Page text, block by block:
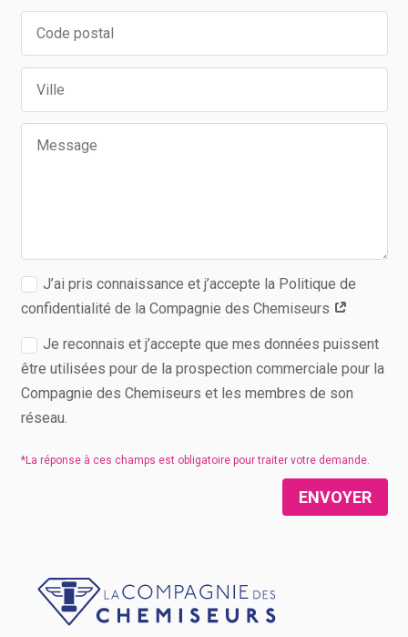
J’ai pris connaissance et j’accepte la Politique de
confidentialité de la Compagnie des Chemiseurs
Je reconnais et j’accepte que mes données puissent
être utilisées pour de la prospection commerciale pour la
Compagnie des Chemiseurs et les membres de son
réseau.
ENVOYER